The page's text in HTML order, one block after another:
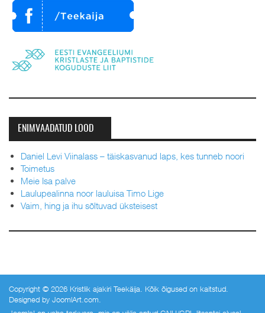
ENIMVAADATUD LOOD
Daniel Levi Viinalass – täiskasvanud laps, kes tunneb noori
Toimetus
Meie Isa palve
Laulupealinna noor lauluisa Timo Lige
Vaim, hing ja ihu sõltuvad üksteisest
Copyright © 2026 Kristlik ajakiri Teekäija. Kõik õigused on kaitstud.
Designed by JoomlArt.com